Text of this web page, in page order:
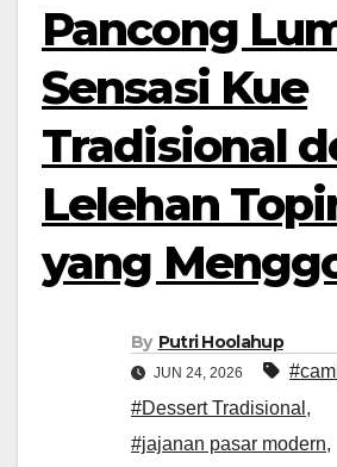
Pancong
Sensasi Kue
Tradisional
Lelehan
yang
By Putri Hoolahup
JUN 24, 2026
#Dessert Tradisional ,
#jajanan pasar modern,